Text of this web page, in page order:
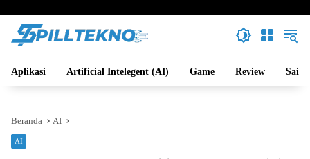
Aplikasi Artificial Intelegent (AI) Game Review Sains
Beranda AI
AI